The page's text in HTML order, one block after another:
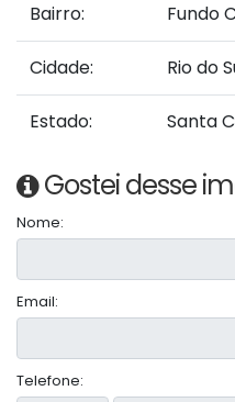
Bairro: Fundo
Cidade: Rio do
Estado: Santa
Gostei desse
Nome:
Email:
Telefone: